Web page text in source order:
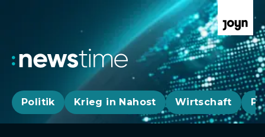
Politik Krieg in Nahost Wirtschaft